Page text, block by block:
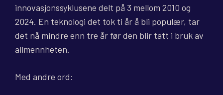
innovasjonssyklusene delt på 3 mellom 2010 og
2024. En teknologi det tok ti år å bli populær, tar
det nå mindre enn tre år før den blir tatt i bruk av
allmennheten.
Med andre ord: